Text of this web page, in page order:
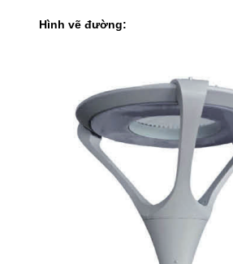
Hình vẽ đường: